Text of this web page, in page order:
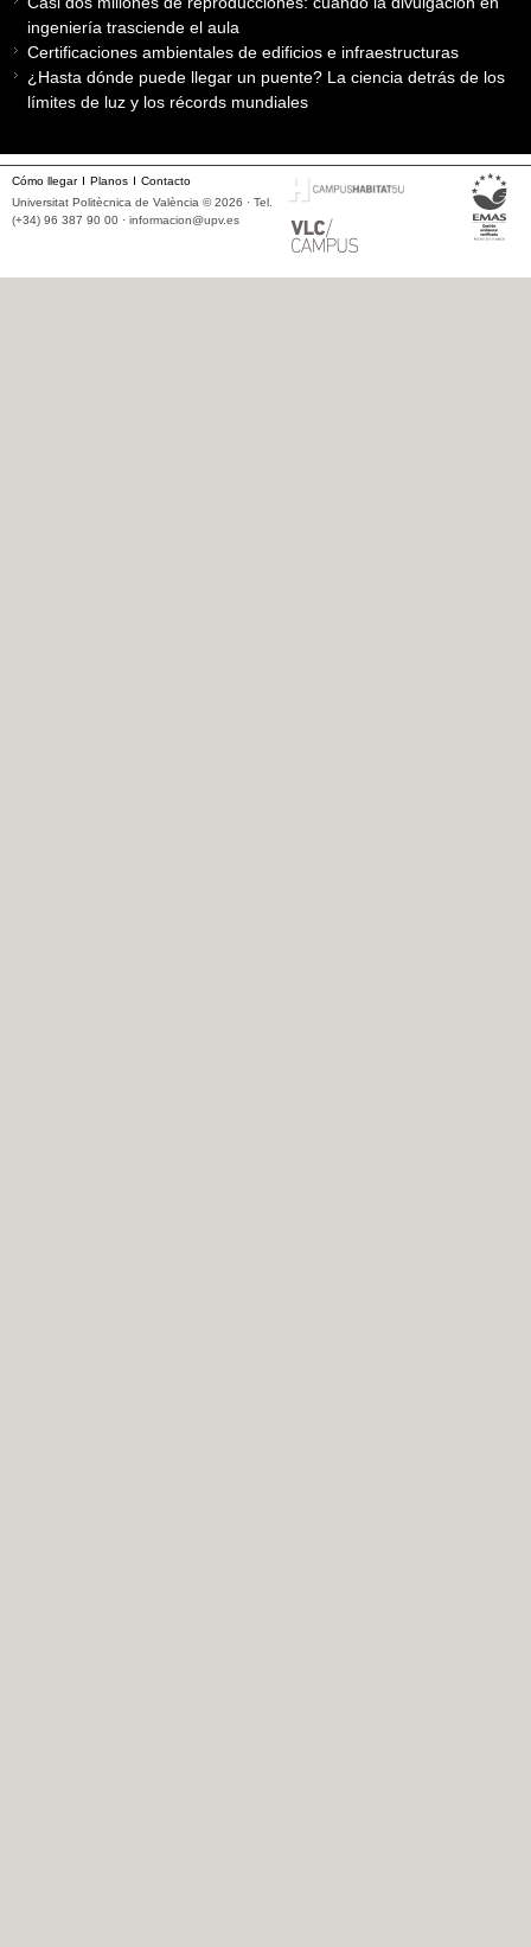
ingeniería trasciende el aula
Certificaciones ambientales de edificios e infraestructuras
¿Hasta dónde puede llegar un puente? La ciencia detrás de los
límites de luz y los récords mundiales
Cómo llegar Planos
Contacto
Universitat Politècnica de València © 2026 · Tel.
(+34) 96 387 90 00 · informacion@upv.es